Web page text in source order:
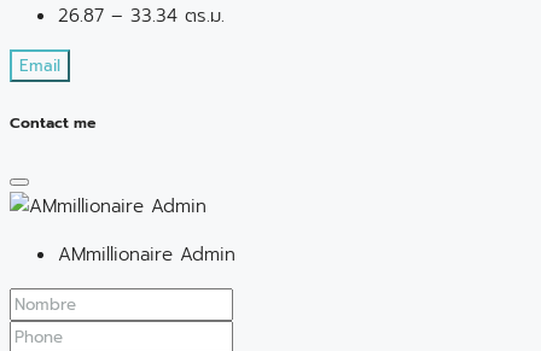
26.87 – 33.34 ตร.ม.
Email
Contact me
AMmillionaire Admin